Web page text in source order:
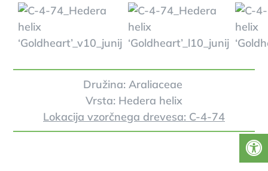
Družina: Araliaceae
Vrsta: Hedera helix
Lokacija vzorčnega drevesa: C-4-74